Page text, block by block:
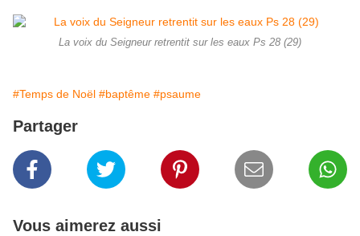
La voix du Seigneur retrentit sur les eaux Ps 28 (29)
#Temps de Noël #baptême #psaume
Partager
Vous aimerez aussi